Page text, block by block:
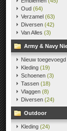
Oud (64)
Verzamel (63)
Diversen (42)
Van Alles (3)
Army & Navy
Nieuw toegevoegd
Kleding (19)
Schoenen (3)
Tassen (18)
Vlaggen (8)
Diversen (24)
Outdoor
Kleding (24)